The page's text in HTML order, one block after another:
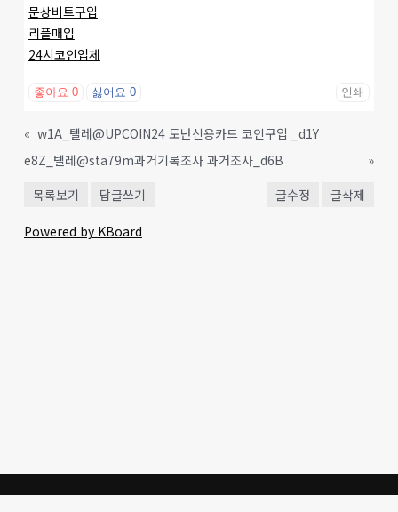
문상비트구입
리플매입
24시코인업체
좋아요 0 싫어요 0 인쇄
« w1A_텔레@UPCOIN24 도난신용카드 코인구입 _d1Y
e8Z_텔레@sta79m과거기록조사 과거조사_d6B
»
목록보기
답글쓰기 글수정 글삭제
Powered by KBoard